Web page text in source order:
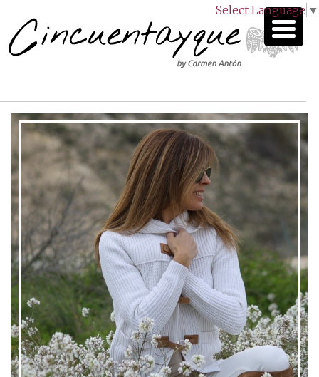
Select Language ▼